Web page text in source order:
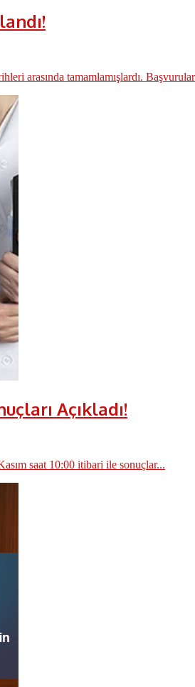
arasında tamamlamışlardı.
Açıkladı!
saat 10:00 itibari ile sonuçlar...